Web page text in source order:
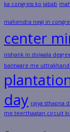
ka congress ko jabab
mahendra negi in
center
nishank in doiwala
bantware me
day rajya sthapna
me teerthaatan circuit ki